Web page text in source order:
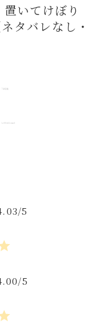
いてけぼり
タバレなし・
5
5